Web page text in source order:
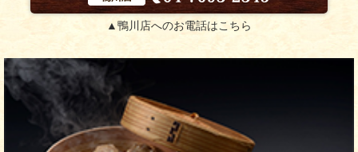
▲鴨川店へのお電話はこちら